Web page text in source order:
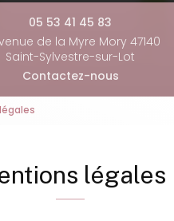
05 53 41 45 83
de la Myre Mory 47140
Saint-Sylvestre-sur-Lot
Contactez-nous
légales